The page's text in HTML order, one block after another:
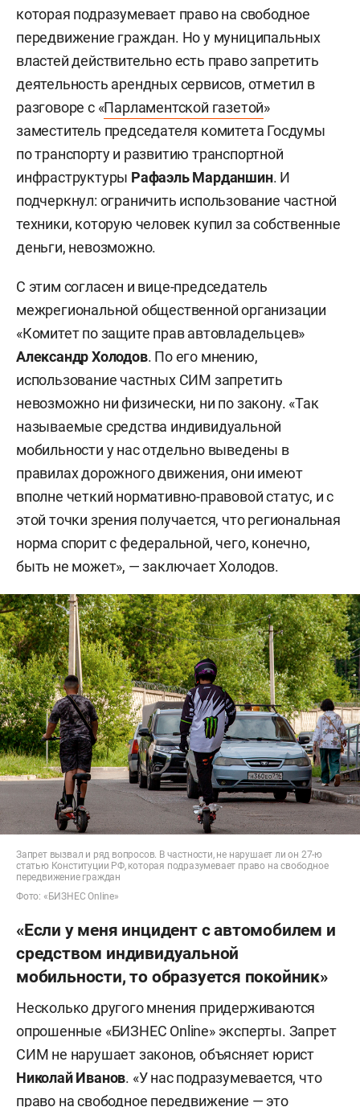
которая подразумевает право на свободное
передвижение граждан. Но у муниципальных
властей действительно есть право запретить
деятельность арендных сервисов, отметил в
разговоре с «Парламентской газетой»
заместитель председателя комитета Госдумы
по транспорту и развитию транспортной
инфраструктуры Рафаэль Марданшин. И
подчеркнул: ограничить использование частной
техники, которую человек купил за собственные
деньги, невозможно.
С этим согласен и вице-председатель
межрегиональной общественной организации
«Комитет по защите прав автовладельцев»
Александр Холодов. По его мнению,
использование частных СИМ запретить
невозможно ни физически, ни по закону. «Так
называемые средства индивидуальной
мобильности у нас отдельно выведены в
правилах дорожного движения, они имеют
вполне четкий нормативно-правовой статус, и с
этой точки зрения получается, что региональная
норма спорит с федеральной, чего, конечно,
быть не может», — заключает Холодов.
Запрет вызвал и ряд вопросов. В частности, не нарушает ли он 27-ю
статью Конституции РФ, которая подразумевает право на свободное
передвижение граждан
Фото: «БИЗНЕС Online»
«Если у меня инцидент с автомобилем и
средством индивидуальной
мобильности, то образуется покойник»
Несколько другого мнения придерживаются
опрошенные «БИЗНЕС Online» эксперты. Запрет
СИМ не нарушает законов, объясняет юрист
Николай Иванов. «У нас подразумевается, что
право на свободное передвижение — это